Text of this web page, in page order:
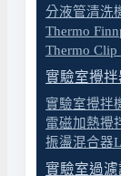
分液管清洗
Thermo
Thermo
實驗室攪拌
實驗室攪拌
電磁加熱攪
振盪混合器
實驗室過濾
◆ 自帶過
每一種
溫度冷卻
耐腐蝕真
◆ 歐盟 CE